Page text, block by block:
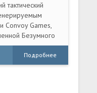
тактический
Convoy Games,
Безумного
FTL: Faster
на
находится
машины.
Подробнее